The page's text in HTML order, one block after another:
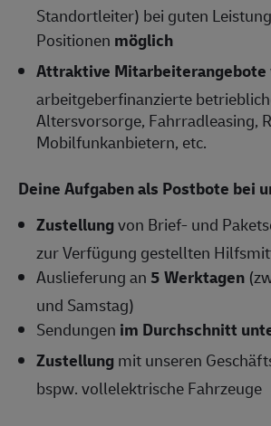
Standortleiter) bei guten
Positionen möglich
Attraktive Mitarbeiterangebote
arbeitgeberfinanzierte
Altersvorsorge, Fahrradleasing,
Mobilfunkanbietern, etc.
Deine Aufgaben als Postbote bei
Zustellungvon Brief- und
zur Verfügung gestellten
Auslieferung an5 Werktagen
und Samstag)
Sendungen im Durchschnitt
Zustellungmit unseren
bspw. vollelektrische Fahrzeuge